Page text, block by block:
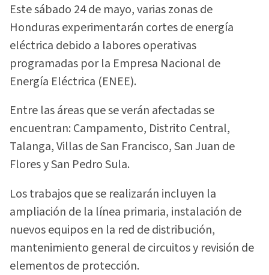
Este sábado 24 de mayo, varias zonas de
Honduras experimentarán cortes de energía
eléctrica debido a labores operativas
programadas por la Empresa Nacional de
Energía Eléctrica (ENEE).
Entre las áreas que se verán afectadas se
encuentran: Campamento, Distrito Central,
Talanga, Villas de San Francisco, San Juan de
Flores y San Pedro Sula.
Los trabajos que se realizarán incluyen la
ampliación de la línea primaria, instalación de
nuevos equipos en la red de distribución,
mantenimiento general de circuitos y revisión de
elementos de protección.